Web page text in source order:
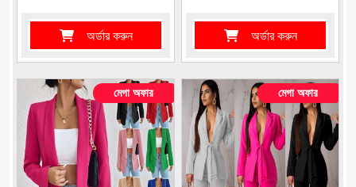
অর্ডার করুন অর্ডার করুন
মেগা অফার মেগা অফার